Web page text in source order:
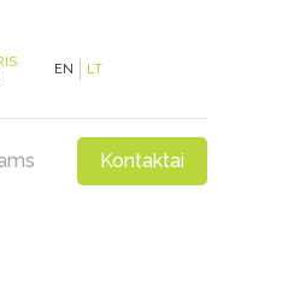
EN LT
Kontaktai